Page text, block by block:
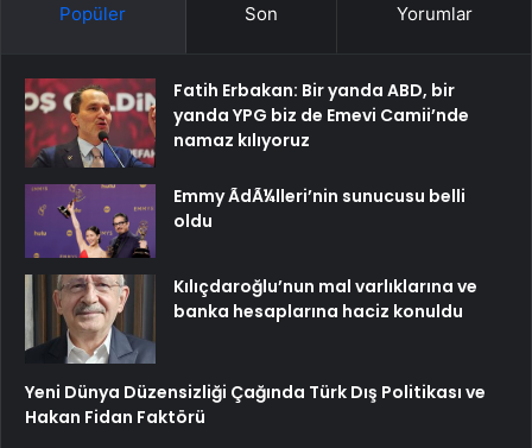
Popüler Son Yorumlar
Fatih Erbakan: Bir yanda ABD, bir
yanda YPG biz de Emevi Camii’nde
namaz kılıyoruz
Emmy ÃdÃ¼lleri’nin sunucusu belli
oldu
Kılıçdaroğlu’nun mal varlıklarına ve
banka hesaplarına haciz konuldu
Yeni Dünya Düzensizliği Çağında Türk Dış Politikası ve
Hakan Fidan Faktörü